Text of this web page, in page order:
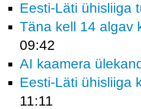
Eesti-Läti ühisliiga
Täna kell 14 algav
09:42
AI kaamera
Eesti-Läti ühisliiga
11:11